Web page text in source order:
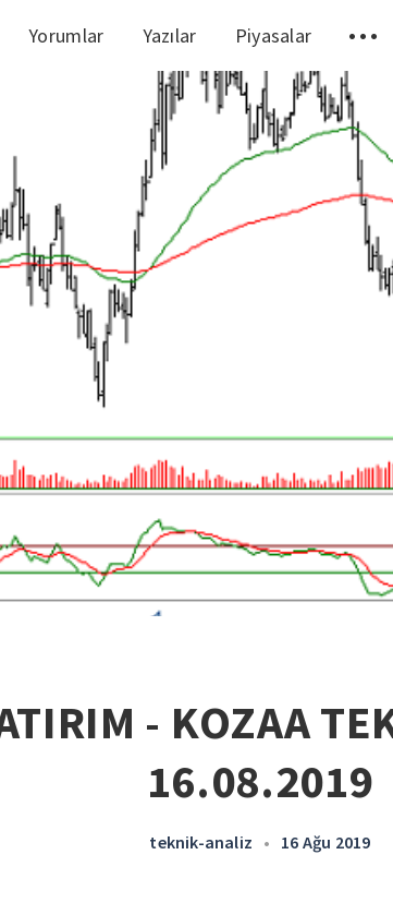
Yorumlar Yazılar Piyasalar
- KOZAA
16.08.2019
teknik-analiz • 16 Ağu 2019